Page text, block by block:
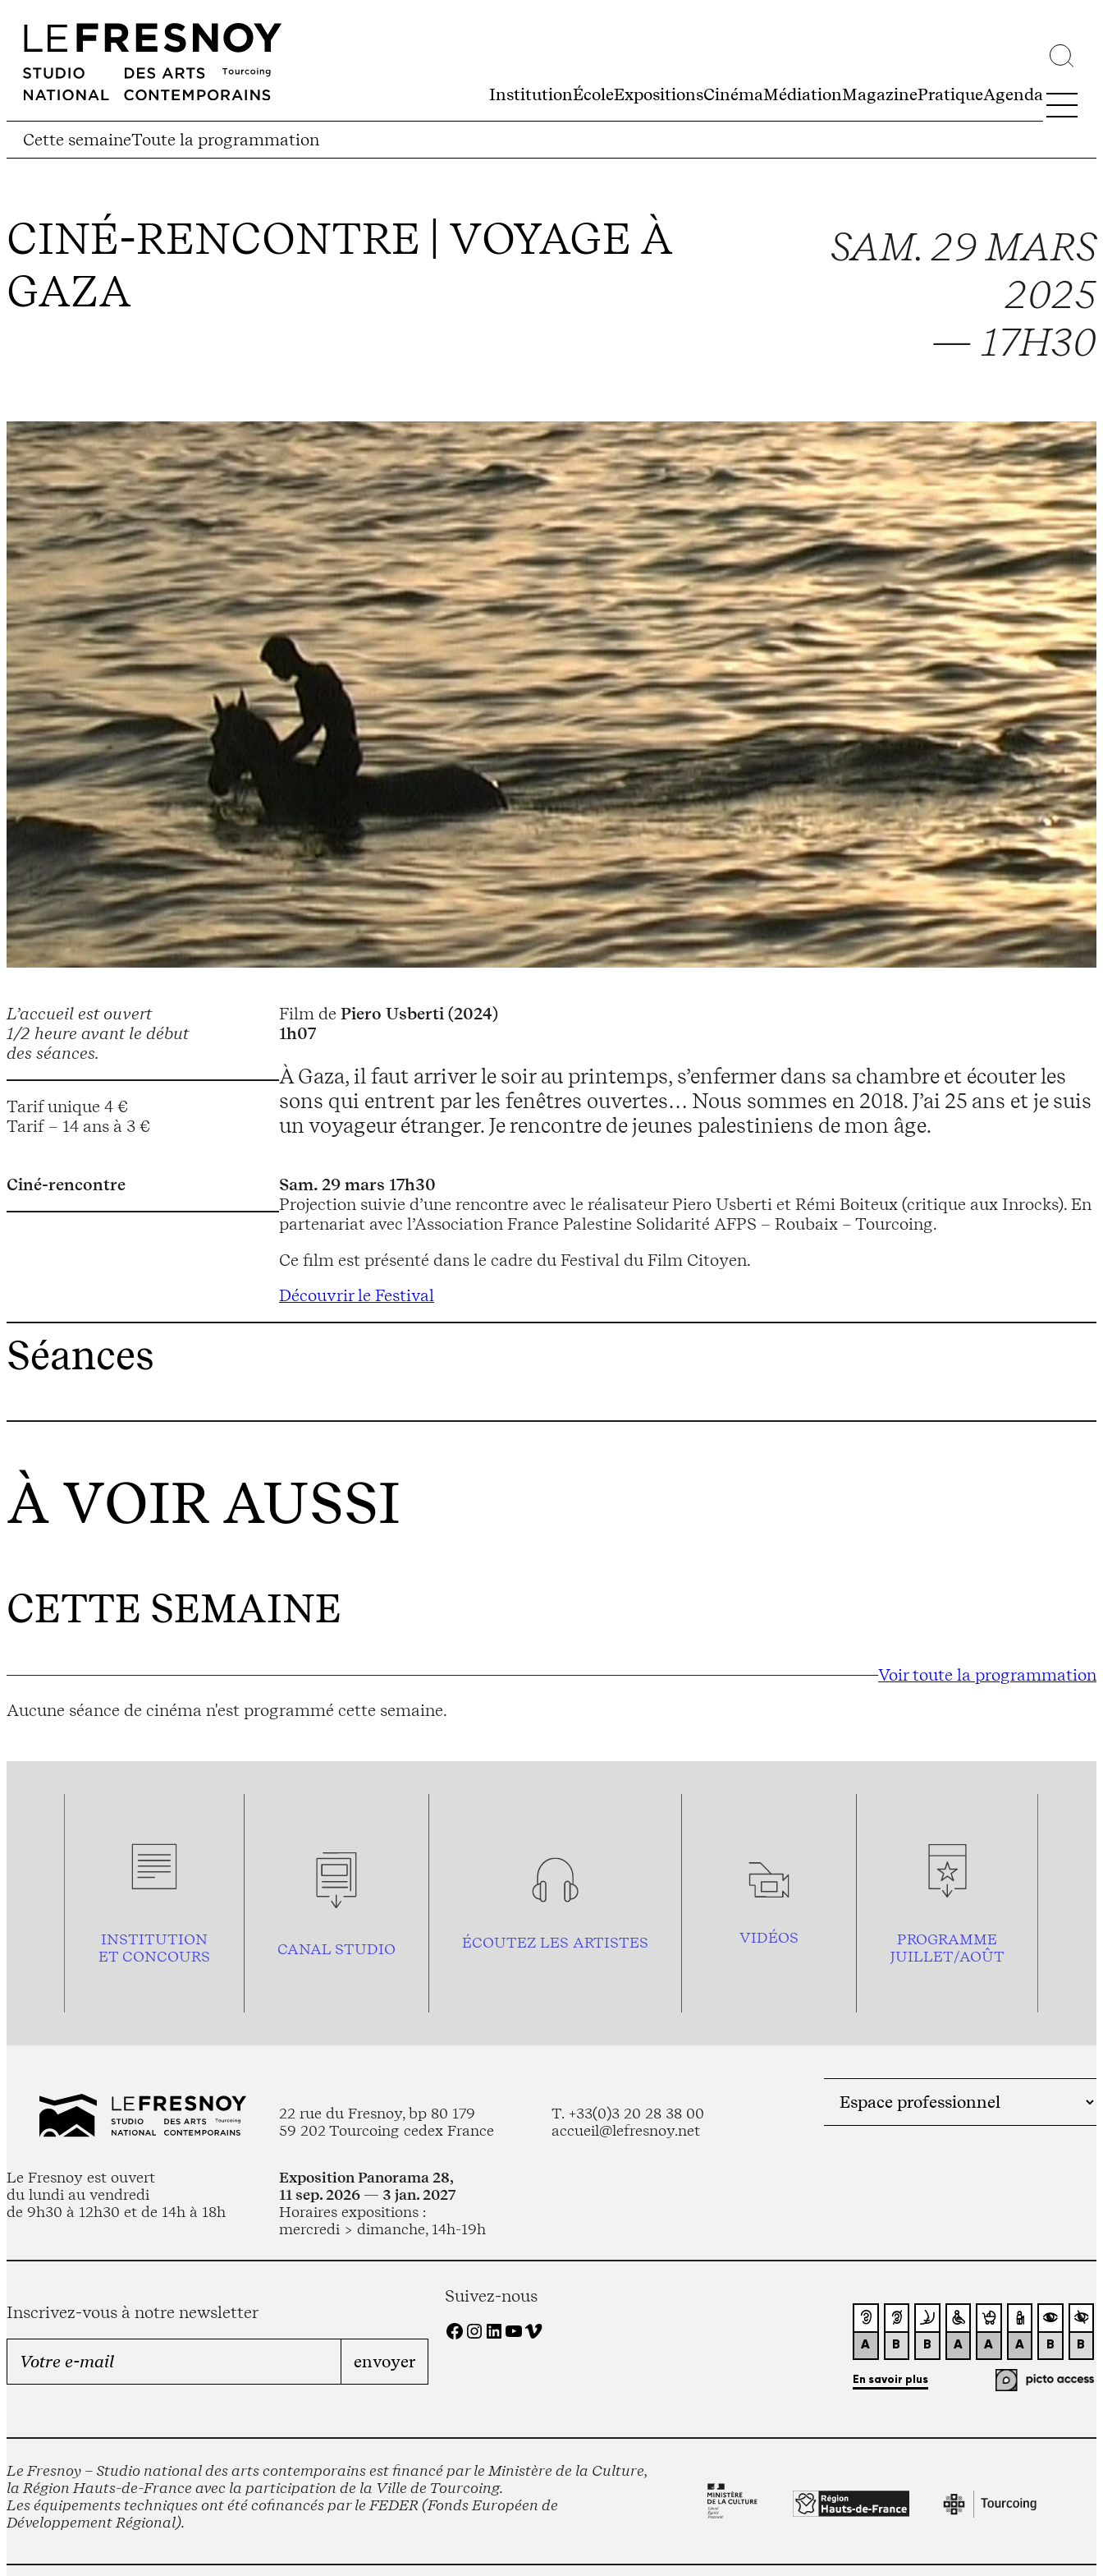
InstitutionÉcoleExpositionsCinémaMédiationMagazinePratiqueAgenda
Cette semaineToute la programmation
CINÉ-RENCONTRE | VOYAGE À
GAZA
SAM. 29 MARS
2025
— 17H30
L’accueil est ouvert
1/2 heure avant le début
des séances.
Tarif unique 4 €
Tarif – 14 ans à 3 €
Film de Piero Usberti (2024)
1h07
À Gaza, il faut arriver le soir au printemps, s’enfermer dans sa chambre et écouter les
sons qui entrent par les fenêtres ouvertes… Nous sommes en 2018. J’ai 25 ans et je suis
un voyageur étranger. Je rencontre de jeunes palestiniens de mon âge.
Ciné-rencontre
Sam. 29 mars 17h30
Projection suivie d’une rencontre avec le réalisateur Piero Usberti et Rémi Boiteux (critique aux Inrocks). En
partenariat avec l’Association France Palestine Solidarité AFPS – Roubaix – Tourcoing.
Ce film est présenté dans le cadre du Festival du Film Citoyen.
Découvrir le Festival
Séances
À VOIR AUSSI
CETTE SEMAINE
Voir toute la programmation
Aucune séance de cinéma n'est programmé cette semaine.
INSTITUTION
ET CONCOURS
CANAL STUDIO ÉCOUTEZ LES ARTISTES VIDÉOS
PROGRAMME
JUILLET/AOÛT
22 rue du Fresnoy, bp 80 179
59 202 Tourcoing cedex France
T. +33(0)3 20 28 38 00
accueil@lefresnoy.net
Le Fresnoy est ouvert
du lundi au vendredi
de 9h30 à 12h30 et de 14h à 18h
Exposition Panorama 28,
11 sep. 2026 — 3 jan. 2027
Horaires expositions :
mercredi > dimanche, 14h-19h
Inscrivez-vous à notre newsletter
Suivez-nous
Facebook Instagram LinkedIn YouTube Vimeo
Le Fresnoy – Studio national des arts contemporains est financé par le Ministère de la Culture,
la Région Hauts-de-France avec la participation de la Ville de Tourcoing.
Les équipements techniques ont été cofinancés par le FEDER (Fonds Européen de
Développement Régional).